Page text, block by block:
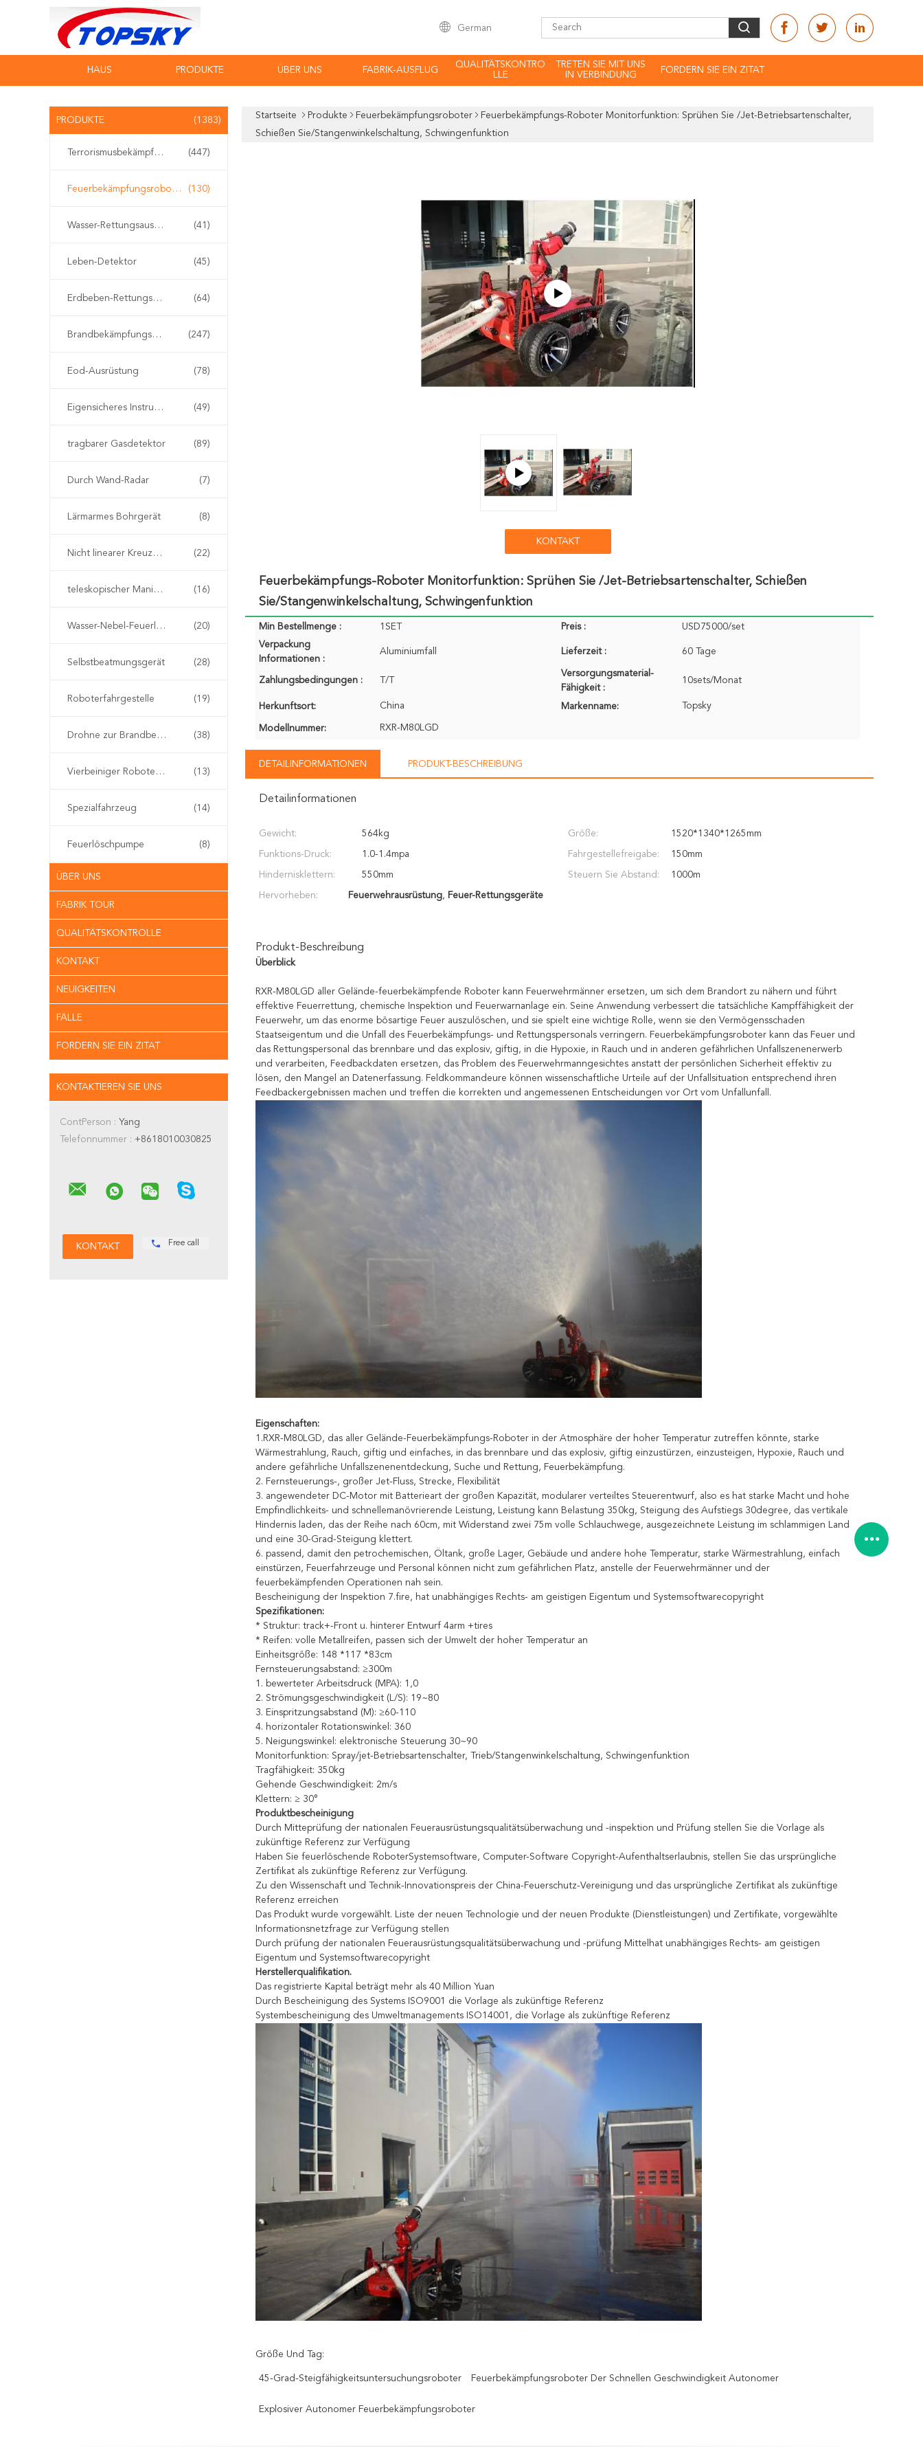
German
HAUS PRODUKTE ÜBER UNS FABRIK-AUSFLUG
QUALITÄTSKONTRO
LLE
TRETEN SIE MIT UNS
IN VERBINDUNG
FORDERN SIE EIN ZITAT
PRODUKTE (1383)
Terrorismusbekämpfungs-Ausrüstung (447)
Feuerbekämpfungsroboter (130)
Wasser-Rettungsausrüstung (41)
Leben-Detektor (45)
Erdbeben-Rettungsausrüstung (64)
Brandbekämpfungseinrichtung (247)
Eod-Ausrüstung (78)
Eigensicheres Instrument (49)
tragbarer Gasdetektor (89)
Durch Wand-Radar (7)
Lärmarmes Bohrgerät (8)
Nicht linearer Kreuzungs-Detektor (22)
teleskopischer Manipulator eod (16)
Wasser-Nebel-Feuerlöscher (20)
Selbstbeatmungsgerät (28)
Roboterfahrgestelle (19)
Drohne zur Brandbekämpfung (38)
Vierbeiniger Roboterhund (13)
Spezialfahrzeug (14)
Feuerlöschpumpe (8)
ÜBER UNS
FABRIK TOUR
QUALITÄTSKONTROLLE
KONTAKT
NEUIGKEITEN
FÄLLE
FORDERN SIE EIN ZITAT
KONTAKTIEREN SIE UNS
ContPerson : Yang
Telefonnummer : +8618010030825
Free call
Startseite Produkte Feuerbekämpfungsroboter
Feuerbekämpfungs-Roboter Monitorfunktion: Sprühen Sie /jet-Betriebsartenschalter,
Schießen Sie/Stangenwinkelschaltung, Schwingenfunktion
KONTAKT
Feuerbekämpfungs-Roboter Monitorfunktion: Sprühen Sie /jet-Betriebsartenschalter, Schießen
Sie/Stangenwinkelschaltung, Schwingenfunktion
Min Bestellmenge : 1SET Preis :
USD75000/set
Verpackung
Informationen :
Aluminiumfall Lieferzeit : 60 Tage
Zahlungsbedingungen : T/T
Versorgungsmaterial-
Fähigkeit :
10sets/Monat
Herkunftsort: China Markenname: Topsky
Modellnummer: RXR-M80LGD
DETAILINFORMATIONEN PRODUKT-BESCHREIBUNG
Detailinformationen
Gewicht: 564kg Größe: 1520*1340*1265mm
Funktions-Druck: 1.0-1.4mpa Fahrgestellefreigabe: 150mm
Hindernisklettern: 550mm Steuern Sie Abstand: 1000m
Hervorheben: Feuerwehrausrüstung, Feuer-Rettungsgeräte
Produkt-Beschreibung
Überblick
RXR-M80LGD aller Gelände-feuerbekämpfende Roboter kann Feuerwehrmänner ersetzen, um sich dem Brandort zu nähern und führt
effektive Feuerrettung, chemische Inspektion und Feuerwarnanlage ein. Seine Anwendung verbessert die tatsächliche Kampffähigkeit der
Feuerwehr, um das enorme bösartige Feuer auszulöschen, und sie spielt eine wichtige Rolle, wenn sie den Vermögensschaden
Staatseigentum und die Unfall des Feuerbekämpfungs- und Rettungspersonals verringern. Feuerbekämpfungsroboter kann das Feuer und
das Rettungspersonal das brennbare und das explosiv, giftig, in die Hypoxie, in Rauch und in anderen gefährlichen Unfallszenenerwerb
und verarbeiten, Feedbackdaten ersetzen, das Problem des Feuerwehrmanngesichtes anstatt der persönlichen Sicherheit effektiv zu
lösen, den Mangel an Datenerfassung. Feldkommandeure können wissenschaftliche Urteile auf der Unfallsituation entsprechend ihren
Feedbackergebnissen machen und treffen die korrekten und angemessenen Entscheidungen vor Ort vom Unfallunfall.
Eigenschaften:
1.RXR-M80LGD, das aller Gelände-Feuerbekämpfungs-Roboter in der Atmosphäre der hoher Temperatur zutreffen könnte, starke
Wärmestrahlung, Rauch, giftig und einfaches, in das brennbare und das explosiv, giftig einzustürzen, einzusteigen, Hypoxie, Rauch und
andere gefährliche Unfallszenenentdeckung, Suche und Rettung, Feuerbekämpfung.
2. Fernsteuerungs-, großer Jet-Fluss, Strecke, Flexibilität
3. angewendeter DC-Motor mit Batterieart der großen Kapazität, modularer verteiltes Steuerentwurf, also es hat starke Macht und hohe
Empfindlichkeits- und schnellemanövrierende Leistung, Leistung kann Belastung 350kg, Steigung des Aufstiegs 30degree, das vertikale
Hindernis laden, das der Reihe nach 60cm, mit Widerstand zwei 75m volle Schlauchwege, ausgezeichnete Leistung im schlammigen Land
und eine 30-Grad-Steigung klettert.
6. passend, damit den petrochemischen, Öltank, große Lager, Gebäude und andere hohe Temperatur, starke Wärmestrahlung, einfach
einstürzen, Feuerfahrzeuge und Personal können nicht zum gefährlichen Platz, anstelle der Feuerwehrmänner und der
feuerbekämpfenden Operationen nah sein.
Bescheinigung der Inspektion 7.fire, hat unabhängiges Rechts- am geistigen Eigentum und Systemsoftwarecopyright
Spezifikationen:
* Struktur: track+-Front u. hinterer Entwurf 4arm +tires
* Reifen: volle Metallreifen, passen sich der Umwelt der hoher Temperatur an
Einheitsgröße: 148 *117 *83cm
Fernsteuerungsabstand: ≥300m
1. bewerteter Arbeitsdruck (MPA): 1,0
2. Strömungsgeschwindigkeit (L/S): 19~80
3. Einspritzungsabstand (M): ≥60-110
4. horizontaler Rotationswinkel: 360
5. Neigungswinkel: elektronische Steuerung 30~90
Monitorfunktion: Spray/jet-Betriebsartenschalter, Trieb/Stangenwinkelschaltung, Schwingenfunktion
Tragfähigkeit: 350kg
Gehende Geschwindigkeit: 2m/s
Klettern: ≥ 30°
Produktbescheinigung
Durch Mitteprüfung der nationalen Feuerausrüstungsqualitätsüberwachung und -inspektion und Prüfung stellen Sie die Vorlage als
zukünftige Referenz zur Verfügung
Haben Sie feuerlöschende RoboterSystemsoftware, Computer-Software Copyright-Aufenthaltserlaubnis, stellen Sie das ursprüngliche
Zertifikat als zukünftige Referenz zur Verfügung.
Zu den Wissenschaft und Technik-Innovationspreis der China-Feuerschutz-Vereinigung und das ursprüngliche Zertifikat als zukünftige
Referenz erreichen
Das Produkt wurde vorgewählt. Liste der neuen Technologie und der neuen Produkte (Dienstleistungen) und Zertifikate, vorgewählte
Informationsnetzfrage zur Verfügung stellen
Durch prüfung der nationalen Feuerausrüstungsqualitätsüberwachung und -prüfung Mittelhat unabhängiges Rechts- am geistigen
Eigentum und Systemsoftwarecopyright
Herstellerqualifikation.
Das registrierte Kapital beträgt mehr als 40 Million Yuan
Durch Bescheinigung des Systems ISO9001 die Vorlage als zukünftige Referenz
Systembescheinigung des Umweltmanagements ISO14001, die Vorlage als zukünftige Referenz
Größe Und Tag:
45-Grad-Steigfähigkeitsuntersuchungsroboter Feuerbekämpfungsroboter Der Schnellen Geschwindigkeit Autonomer
Explosiver Autonomer Feuerbekämpfungsroboter